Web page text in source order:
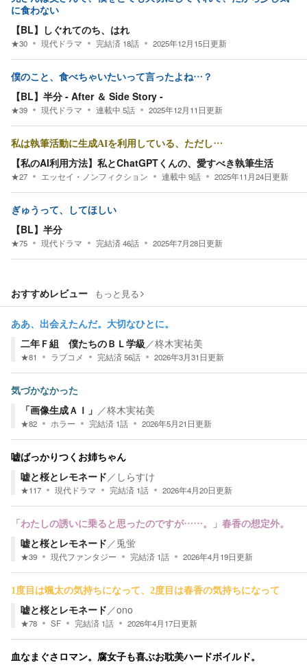
に食わない
【BL】しぐれてのち、はれ
★30 現代ドラマ 完結済 18話 2025年12月15日更新
僕のこと、食べちゃいたいって言ったよね…？
【BL】半分 - After ＆ Side Story -
★39 現代ドラマ 連載中 5話 2025年12月11日更新
私は執筆活動に生成AIを利用している、ただし…
【私のAI利用方法】私とChatGPTくんの、愛すべき執筆生活
★27 エッセイ・ノンフィクション 連載中 9話 2025年11月24日更新
ぎゅうって、してほしい
【BL】半分
★75 現代ドラマ 完結済46話 2025年7月28日更新
おすすめレビュー もっと見る
ああ、出会えたんだ。大切なひとに。
二年Ｆ組 僕たちのＢＬ学級／柊木実祐美
★81 ラブコメ 完結済56話 2026年3月31日更新
気づかなかった
「画像生成ＡＩ」 ／柊木実祐美
★82 ホラー 完結済 1話 2026年5月21日更新
嘘ばっかりつくお姉ちゃん
嘘と桜とレモネード／ しらすけ
★117 現代ドラマ 完結済 1話 2026年4月20日更新
「わたしの誘いに乗ると思ったのですが……。」春香の想定外。
嘘と桜とレモネード／兎蛍
★39 現代ファンタジー 完結済 1話 2026年4月19日更新
1度目は颯太の気持ちになって、2度目は春香の気持ちになって
嘘と桜とレモネード／ono
★78 SF 完結済 1話 2026年4月17日更新
血なまぐさロマン。腐女子も喜ぶお耽美ハードボイルド。